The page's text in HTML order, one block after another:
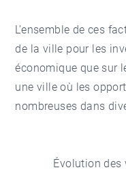
L’ensemble de ces
de la ville pour les
économique que sur
une ville où les
nombreuses dans
Évolution des